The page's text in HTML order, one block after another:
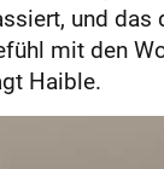
und das
mit den
Haible.